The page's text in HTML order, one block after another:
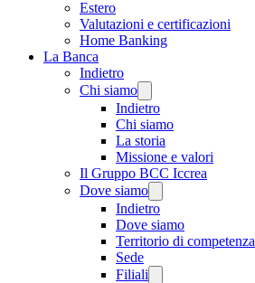
Estero
Valutazioni e certificazioni
Home Banking
La Banca
Indietro
Chi siamo
Indietro
Chi siamo
La storia
Missione e valori
Il Gruppo BCC Iccrea
Dove siamo
Indietro
Dove siamo
Territorio di competenza
Sede
Filiali